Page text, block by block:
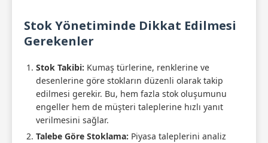
Stok Yönetiminde Dikkat Edilmesi
Gerekenler
Stok Takibi: Kumaş türlerine, renklerine ve
desenlerine göre stokların düzenli olarak takip
edilmesi gerekir. Bu, hem fazla stok oluşumunu
engeller hem de müşteri taleplerine hızlı yanıt
verilmesini sağlar.
Talebe Göre Stoklama: Piyasa taleplerini analiz